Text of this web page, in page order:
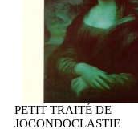
PETIT TRAITÉ DE
JOCONDOCLASTIE